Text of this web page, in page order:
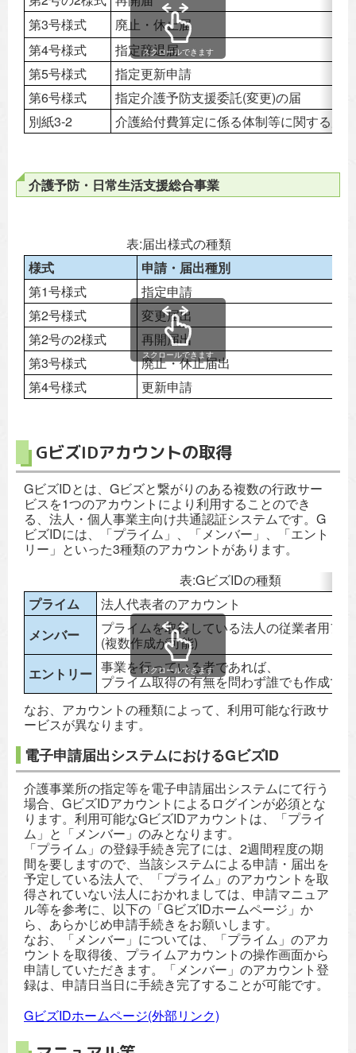
第3号様式
廃止・休止届
第4号様式
指定辞退届
第5号様式
指定更新申請
第6号様式
指定介護予防支援委託(変更)の届
別紙3-2
介護給付費算定に係る体制等に関する届
スクロールできます
介護予防・日常生活支援総合事業
表:届出様式の種類
様式
申請・届出種別
第1号様式
指定申請
第2号様式
変更届出
第2号の2様式
再開届出
第3号様式
廃止・休止届出
第4号様式
更新申請
スクロールできます
GビズIDアカウントの取得
GビズIDとは、Gビズと繋がりのある複数の行政サー
ビスを1つのアカウントにより利用することのでき
る、法人・個人事業主向け共通認証システムです。G
ビズIDには、「プライム」、「メンバー」、「エント
リー」といった3種類のアカウントがあります。
表:GビズIDの種類
プライム
法人代表者のアカウント
メンバー
プライムを取得している法人の従業者用ア
(複数作成が可能)
エントリー 事業を行っている者であれば、
プライム取得の有無を問わず誰でも作成で
スクロールできます
なお、アカウントの種類によって、利用可能な行政サ
ービスが異なります。
電子申請届出システムにおけるGビズID
介護事業所の指定等を電子申請届出システムにて行う
場合、GビズIDアカウントによるログインが必須とな
ります。利用可能なGビズIDアカウントは、「プライ
ム」と「メンバー」のみとなります。
「プライム」の登録手続き完了には、2週間程度の期
間を要しますので、当該システムによる申請・届出を
予定している法人で、「プライム」のアカウントを取
得されていない法人におかれましては、申請マニュア
ル等を参考に、以下の「GビズIDホームページ」か
ら、あらかじめ申請手続きをお願いします。
なお、「メンバー」については、「プライム」のアカ
ウントを取得後、プライムアカウントの操作画面から
申請していただきます。「メンバー」のアカウント登
録は、申請日当日に手続き完了することが可能です。
GビズIDホームページ(外部リンク)